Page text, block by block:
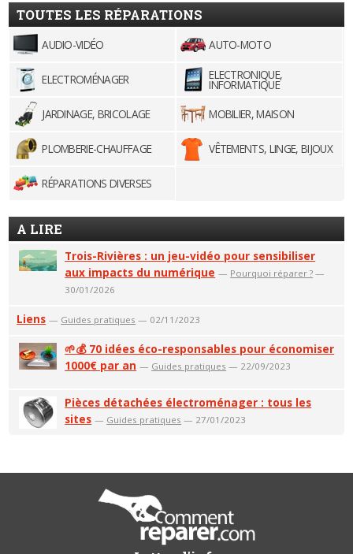
TOUTES LES RÉPARATIONS
AUDIO-VIDÉO AUTO-MOTO
ELECTROMÉNAGER ELECTRONIQUE,
INFORMATIQUE
JARDINAGE, BRICOLAGE
MOBILIER, MAISON
PLOMBERIE-CHAUFFAGE VÊTEMENTS, LINGE, BIJOUX
RÉPARATIONS DIVERSES
A LIRE
Trois-Rivières : un jeu-vidéo pour sensibiliser
aux impacts du numérique — Pourquoi réparer ? —
30/01/2026
Liens — Guides pratiques — 02/11/2023
🌱💰 70 idées éco-responsables pour économiser
1000€ par an — Guides pratiques — 22/09/2023
Pièces détachées électroménager : tous les
sites — Guides pratiques — 27/01/2023